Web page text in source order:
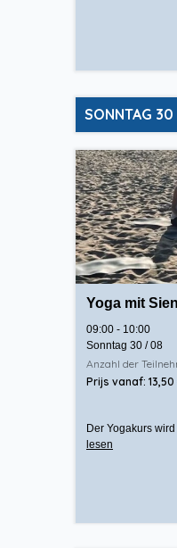
SONNTAG
Yoga mit Sien
09:00 - 10:00
Sonntag 30 / 08
Anzahl der
Prijs vanaf: 13,50
Der Yogakurs
lesen